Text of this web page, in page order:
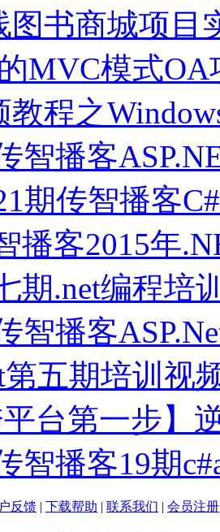
图书商城项目
MVC模式OA
教程之
智播客
期传智播客
播客2015年
期.net编程培
智播客
第五期培训视
平台第一步】
智播客19期
反馈 | 下载帮助 | 联系我们 | 会员注册